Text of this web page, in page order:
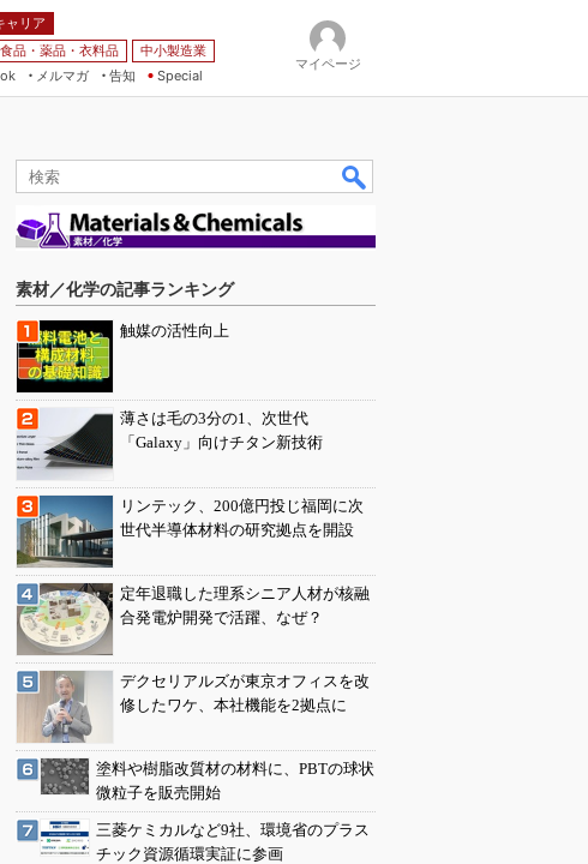
ャリア
食品・薬品・衣料品
中小製造業
メルマガ
告知 Special
マイページ
素材／化学の記事ランキング
触媒の活性向上
薄さは毛の3分の1、次世代
「Galaxy」向けチタン新技術
リンテック、200億円投じ福岡に次
世代半導体材料の研究拠点を開設
定年退職した理系シニア人材が核融
合発電炉開発で活躍、なぜ？
デクセリアルズが東京オフィスを改
修したワケ、本社機能を2拠点に
塗料や樹脂改質材の材料に、PBTの球状
微粒子を販売開始
三菱ケミカルなど9社、環境省のプラス
チック資源循環実証に参画